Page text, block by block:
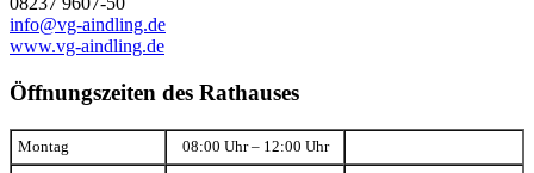
info@vg-aindling.de
www.vg-aindling.de
Öffnungszeiten des Rathauses
Montag 08:00 Uhr – 12:00 Uhr